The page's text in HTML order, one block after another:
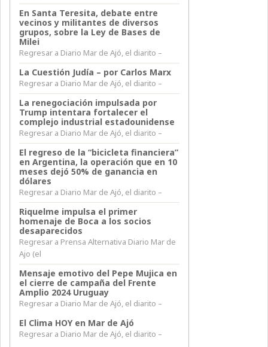
En Santa Teresita, debate entre
vecinos y militantes de diversos
grupos, sobre la Ley de Bases de
Milei
Regresar a Diario Mar de Ajó, el diarito –
La Cuestión Judía – por Carlos Marx
Regresar a Diario Mar de Ajó, el diarito –
La renegociación impulsada por
Trump intentara fortalecer el
complejo industrial estadounidense
Regresar a Diario Mar de Ajó, el diarito –
El regreso de la “bicicleta financiera”
en Argentina, la operación que en 10
meses dejó 50% de ganancia en
dólares
Regresar a Diario Mar de Ajó, el diarito –
Riquelme impulsa el primer
homenaje de Boca a los socios
desaparecidos
Regresar a Prensa Alternativa Diario Mar de
Ajo (el
Mensaje emotivo del Pepe Mujica en
el cierre de campaña del Frente
Amplio 2024 Uruguay
Regresar a Diario Mar de Ajó, el diarito –
El Clima HOY en Mar de Ajó
Regresar a Diario Mar de Ajó, el diarito –